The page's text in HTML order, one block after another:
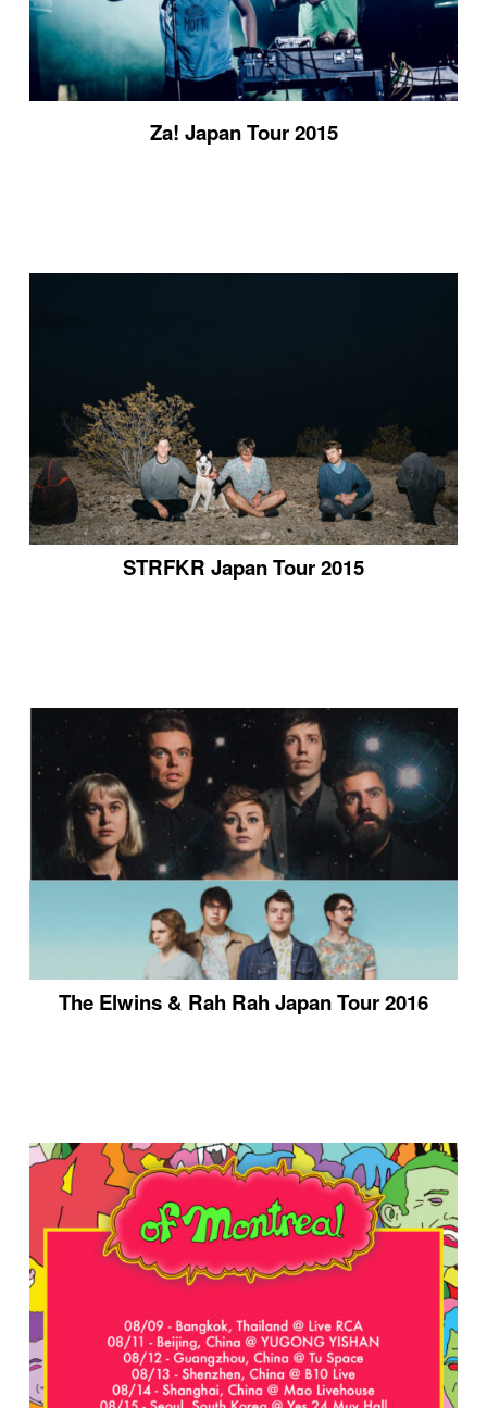
Za! Japan Tour 2015
STRFKR Japan Tour 2015
The Elwins & Rah Rah Japan Tour 2016